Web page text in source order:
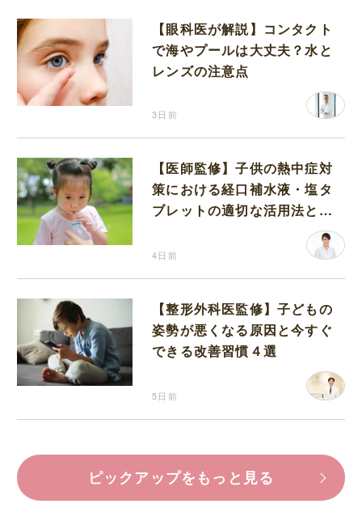
【眼科医が解説】コンタクト
で海やプールは大丈夫？水と
レンズの注意点
3日前
【医師監修】子供の熱中症対
策における経口補水液・塩タ
ブレットの適切な活用法と水
4日前
【整形外科医監修】子どもの
姿勢が悪くなる原因と今すぐ
できる改善習慣４選
5日前
ピックアップをもっと見る